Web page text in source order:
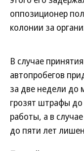
оппозиционер
колонии за
В случае
автопробегов
за две недели до
грозят штрафы
работы, а в
до пяти лет